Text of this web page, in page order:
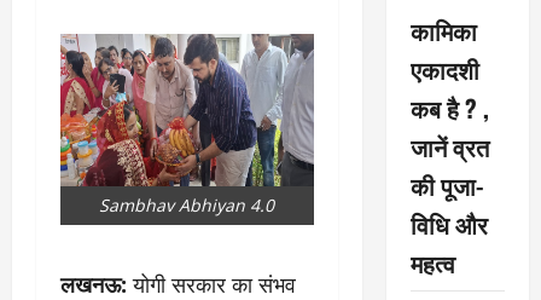
Sambhav Abhiyan 4.0
लखनऊ: योगी सरकार का संभव
कामिका
एकादशी
कब है ? ,
जानें व्रत
की पूजा-
विधि और
महत्व